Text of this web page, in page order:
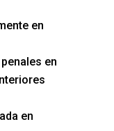
en
en
en